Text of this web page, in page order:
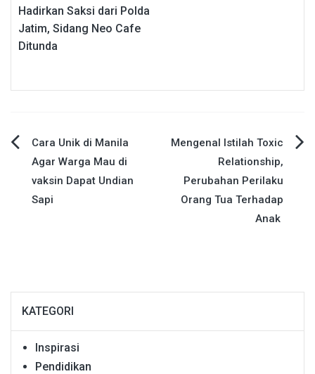
Hadirkan Saksi dari Polda
Jatim, Sidang Neo Cafe
Ditunda
Navigasi
pos
Cara Unik di Manila
Agar Warga Mau di
vaksin Dapat Undian
Sapi
Mengenal Istilah Toxic
Relationship,
Perubahan Perilaku
Orang Tua Terhadap
Anak
KATEGORI
Inspirasi
Pendidikan